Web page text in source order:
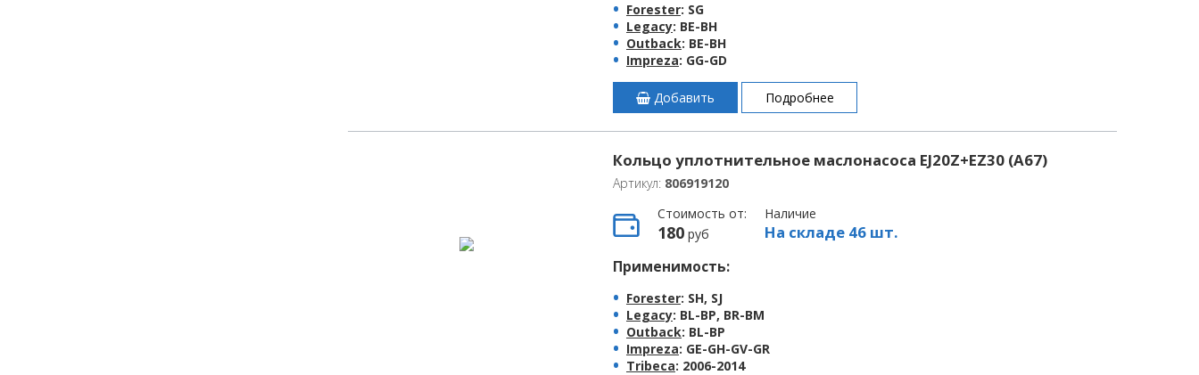
Forester: SG
Legacy: BE-BH
Outback: BE-BH
Impreza: GG-GD
Добавить Подробнее
Кольцо уплотнительное маслонасоса EJ20Z+EZ30 (A67)
Артикул: 806919120
Стоимость от:
180руб
Наличие
На складе 46 шт.
Применимость:
Forester: SH, SJ
Legacy: BL-BP, BR-BM
Outback: BL-BP
Impreza: GE-GH-GV-GR
Tribeca: 2006-2014